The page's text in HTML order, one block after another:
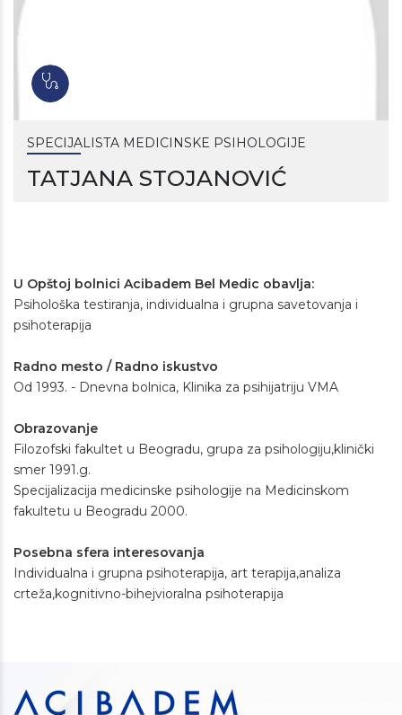
SPECIJALISTA MEDICINSKE PSIHOLOGIJE
TATJANA STOJANOVIĆ
U Opštoj bolnici Acibadem Bel Medic obavlja:
Psihološka testiranja, individualna i grupna savetovanja i
psihoterapija
Radno mesto / Radno iskustvo
Od 1993. - Dnevna bolnica, Klinika za psihijatriju VMA
Obrazovanje
Filozofski fakultet u Beogradu, grupa za psihologiju,klinički
smer 1991.g.
Specijalizacija medicinske psihologije na Medicinskom
fakultetu u Beogradu 2000.
Posebna sfera interesovanja
Individualna i grupna psihoterapija, art terapija,analiza
crteža,kognitivno-bihejvioralna psihoterapija